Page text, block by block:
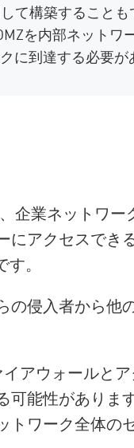
て構築すること
を内部ネット
到達する必要が
企業ネットワ
アクセスでき
。
侵入者から他
アウォールと
能性がありま
ワーク全体の